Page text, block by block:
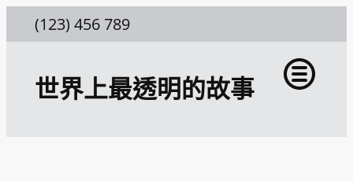
至
(123) 456 789
世界上最透明的故事